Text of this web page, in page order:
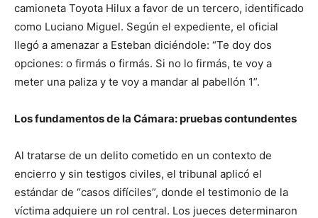
camioneta Toyota Hilux a favor de un tercero, identificado
como Luciano Miguel. Según el expediente, el oficial
llegó a amenazar a Esteban diciéndole: “Te doy dos
opciones: o firmás o firmás. Si no lo firmás, te voy a
meter una paliza y te voy a mandar al pabellón 1”.
Los fundamentos de la Cámara: pruebas contundentes
Al tratarse de un delito cometido en un contexto de
encierro y sin testigos civiles, el tribunal aplicó el
estándar de “casos difíciles”, donde el testimonio de la
víctima adquiere un rol central. Los jueces determinaron